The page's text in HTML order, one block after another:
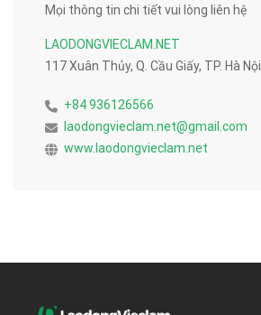
Mọi thông tin chi tiết vui lòng liên hệ
LAODONGVIECLAM.NET
117 Xuân Thủy, Q. Cầu Giấy, TP. Hà Nội
+84 936126566
laodongvieclam.net@gmail.com
www.laodongvieclam.net